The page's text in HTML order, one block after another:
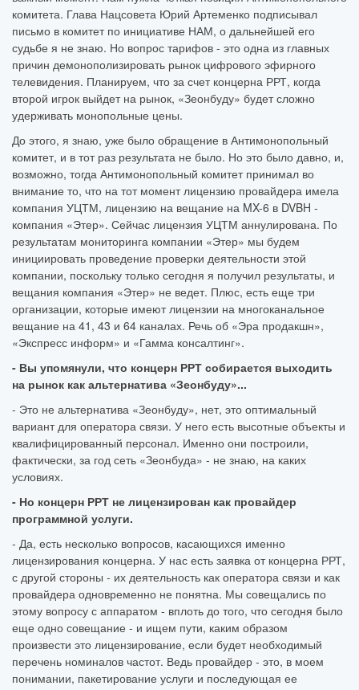
комитета. Глава Нацсовета Юрий Артеменко подписывал
письмо в комитет по инициативе НАМ, о дальнейшей его
судьбе я не знаю. Но вопрос тарифов - это одна из главных
причин демонополизировать рынок цифрового эфирного
телевидения. Планируем, что за счет концерна РРТ, когда
второй игрок выйдет на рынок, «Зеонбуду» будет сложно
удерживать монопольные цены.
До этого, я знаю, уже было обращение в Антимонопольный
комитет, и в тот раз результата не было. Но это было давно, и,
возможно, тогда Антимонопольный комитет принимал во
внимание то, что на тот момент лицензию провайдера имела
компания УЦТМ, лицензию на вещание на MX-6 в DVBH -
компания «Этер». Сейчас лицензия УЦТМ аннулирована. По
результатам мониторинга компании «Этер» мы будем
инициировать проведение проверки деятельности этой
компании, поскольку только сегодня я получил результаты, и
вещания компания «Этер» не ведет. Плюс, есть еще три
организации, которые имеют лицензии на многоканальное
вещание на 41, 43 и 64 каналах. Речь об «Эра продакшн»,
«Экспресс информ» и «Гамма консалтинг».
- Вы упомянули, что концерн РРТ собирается выходить
на рынок как альтернатива «Зеонбуду»...
- Это не альтернатива «Зеонбуду», нет, это оптимальный
вариант для оператора связи. У него есть высотные объекты и
квалифицированный персонал. Именно они построили,
фактически, за год сеть «Зеонбуда» - не знаю, на каких
условиях.
- Но концерн РРТ не лицензирован как провайдер
программной услуги.
- Да, есть несколько вопросов, касающихся именно
лицензирования концерна. У нас есть заявка от концерна РРТ,
с другой стороны - их деятельность как оператора связи и как
провайдера одновременно не понятна. Мы совещались по
этому вопросу с аппаратом - вплоть до того, что сегодня было
еще одно совещание - и ищем пути, каким образом
произвести это лицензирование, если будет необходимый
перечень номиналов частот. Ведь провайдер - это, в моем
понимании, пакетирование услуги и последующая ее